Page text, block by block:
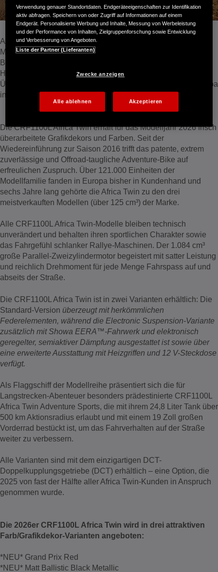
Attraktive neue Optik wertet die 2026er Afrika Twin-
Modellfamilie auf
Beliebte Adventure-Baureihe zählt zu den Bestsellern der
Honda Motorrad-Palette
Über 121.000 Africa-Twin-Einheiten fanden seit 2016 in Europa
in Kundenhand
Die CRF1100L Africa Twin erhält für das Modelljahr 2026 frisch
überarbeitete Grafikdekors und Farben. Seit der
Wiedereinführung zur Saison 2016 trifft das patente, extrem
zuverlässige und Offroad-taugliche Adventure-Bike auf
erfreulichen Zuspruch. Über 121.000 Einheiten der
Modellfamilie fanden in Europa bisher in Kundenhand und
sechs Jahre lang gehörte die Africa Twin zu den drei
meistverkauften Modellen (über 125 cm³) der Marke.
Alle CRF1100L Africa Twin-Modelle bleiben technisch
unverändert und behalten ihren sportlichen Charakter sowie
das Fahrgefühl schlanker Rallye-Maschinen. Der 1.084 cm³
große Parallel-Zweizylindermotor begeistert mit satter Leistung
und reichlich Drehmoment für jede Menge Fahrspass auf und
abseits der Straße.
Die CRF1100L Africa Twin ist in zwei Varianten erhältlich: Die
Standard-Version überzeugt mit herkömmlichen
Federelementen, während die Electronic Suspension-Variante
zusätzlich mit Showa EERA™-Fahrwerk und elektronisch
geregelter, semiaktiver Dämpfung ausgestattet ist sowie über
eine erweiterte Ausstattung mit Heizgriffen und 12 V-Steckdose
verfügt.
Als Flaggschiff der Modellreihe präsentiert sich die für
Langstrecken-Abenteuer besonders prädestinierte CRF1100L
Africa Twin Adventure Sports, die mit ihrem 24,8 Liter Tank über
500 km Aktionsradius erlaubt und mit einem 19 Zoll großen
Vorderrad bestückt ist, um das Fahrverhalten auf der Straße
weiter zu verbessern.
Alle Varianten sind mit dem einzigartigen DCT-
Doppelkupplungsgetriebe (DCT) erhältlich – eine Option, die
2025 von fast der Hälfte aller Africa Twin-Kunden in Anspruch
genommen wurde.
Die 2026er CRF1100L Africa Twin wird in drei attraktiven
Farb/Grafikdekor-Varianten angeboten:
*NEU* Grand Prix Red
*NEU* Matt Ballistic Black Metallic
Verwendung genauer Standortdaten. Endgeräteeigenschaften zur Identifikation
aktiv abfragen. Speichern von oder Zugriff auf Informationen auf einem
Endgerät. Personalisierte Werbung und Inhalte, Messung von Werbeleistung
und der Performance von Inhalten, Zielgruppenforschung sowie Entwicklung
und Verbesserung von Angeboten.
Liste der Partner (Lieferanten)
Zwecke anzeigen
Alle ablehnen Akzeptieren